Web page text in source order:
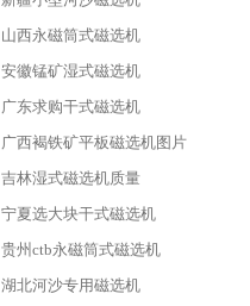
山西永磁筒式磁选机
安徽锰矿湿式磁选机
广东求购干式磁选机
广西褐铁矿平板磁选机图片
吉林湿式磁选机质量
宁夏选大块干式磁选机
贵州ctb永磁筒式磁选机
湖北河沙专用磁选机